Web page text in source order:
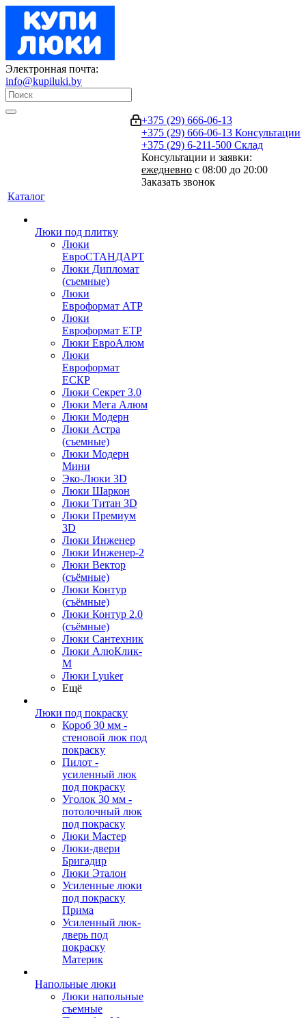
Электронная почта:
info@kupiluki.by
+375 (29) 666-06-13
+375 (29) 666-06-13 Консультации
+375 (29) 6-211-500 Склад
Консультации и заявки:
ежедневно с 08:00 до 20:00
Заказать звонок
Каталог
Люки под плитку
Люки
ЕвроСТАНДАРТ
Люки Дипломат
(съемные)
Люки
Евроформат АТР
Люки
Евроформат ЕТР
Люки ЕвроАлюм
Люки
Евроформат
ЕСКР
Люки Секрет 3.0
Люки Мега Алюм
Люки Модерн
Люки Астра
(съемные)
Люки Модерн
Мини
Эко-Люки 3D
Люки Шаркон
Люки Титан 3D
Люки Премиум
3D
Люки Инженер
Люки Инженер-2
Люки Вектор
(съёмные)
Люки Контур
(съёмные)
Люки Контур 2.0
(съёмные)
Люки Сантехник
Люки АлюКлик-
М
Люки Lyuker
Ещё
Люки под покраску
Короб 30 мм -
стеновой люк под
покраску
Пилот -
усиленный люк
под покраску
Уголок 30 мм -
потолочный люк
под покраску
Люки Мастер
Люки-двери
Бригадир
Люки Эталон
Усиленные люки
под покраску
Прима
Усиленный люк-
дверь под
покраску
Материк
Напольные люки
Люки напольные
съемные